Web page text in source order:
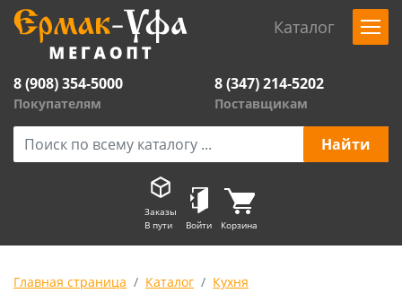
Каталог
8 (908) 354-5000
Покупателям
8 (347) 214-5202
Поставщикам
Заказы
В пути
Войти Корзина
Главная страница Каталог
Кухня